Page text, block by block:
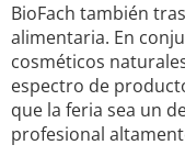
BioFach también
alimentaria. En
cosméticos
espectro de
que la feria sea un
profesional